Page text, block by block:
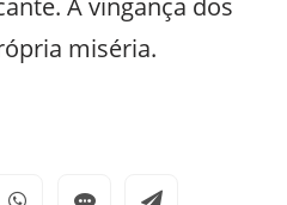
A vingança dos
miséria.